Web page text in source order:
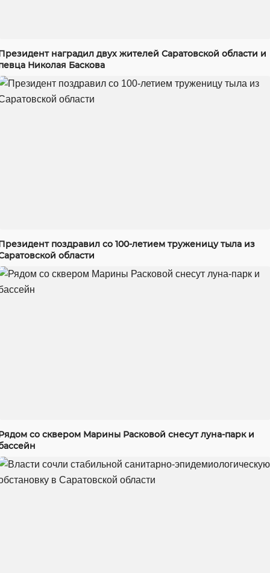
наградил двух жителей Саратовской области и
Николая Баскова
поздравил со 100-летием труженицу тыла из
области
со сквером Марины Расковой снесут луна-парк и